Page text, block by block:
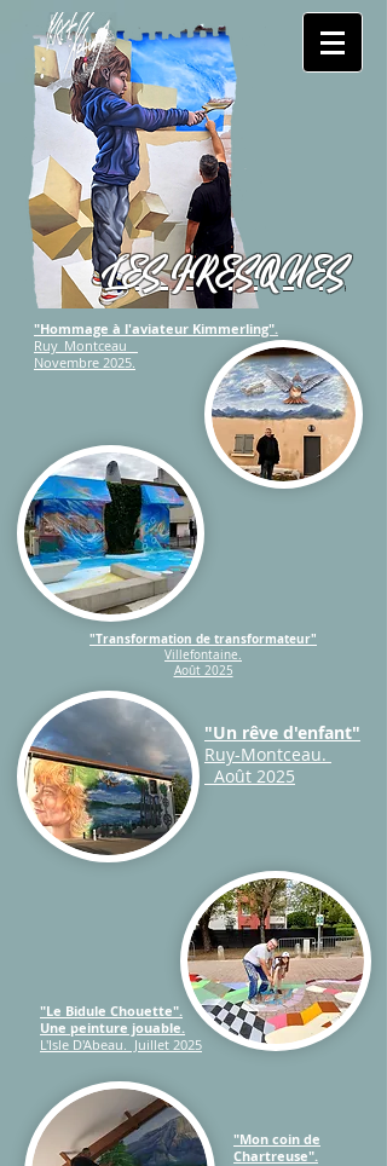
LES FRESQUES
"Hommage à l'aviateur Kimmerling".
Ruy_Montceau
Novembre 2025.
"Transformation de transformateur"
Villefontaine.
Août 2025
"Un rêve d'enfant"
Ruy-Montceau.
Août 2025
"Le Bidule Chouette".
Une peinture jouable.
L'Isle D'Abeau. Juillet 2025
"Mon coin de
Chartreuse".